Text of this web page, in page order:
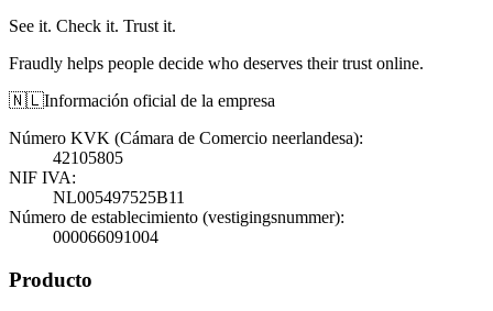
See it. Check it. Trust it.
Fraudly helps people decide who deserves their trust online.
🇳🇱Información oficial de la empresa
Número KVK (Cámara de Comercio neerlandesa):
42105805
NIF IVA:
NL005497525B11
Número de establecimiento (vestigingsnummer):
000066091004
Producto